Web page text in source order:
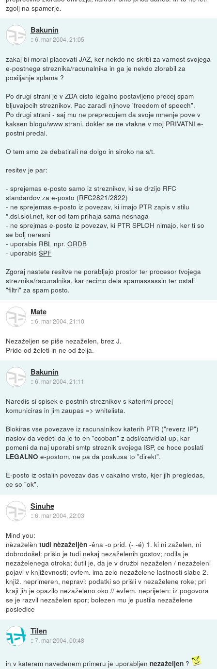
zgolj na spamerje.
Bakunin
::6. mar 2004, 21:05
zakaj bi moral placevati JAZ, ker nekdo ne skrbi za varnost svojega
e-postnega streznika/racunalnika in ga je nekdo zlorabil za
posiljanje splama ?
Po drugi strani je v ZDA cisto legalno postavljeno precej spam
bljuvajocih streznikov. Pac zaradi njihove 'freedom of speech".
Po drugi strani - saj mu ne preprecujem da svoje mnenje pove v
kaksen blogu/www strani, dokler se ne vtakne v moj PRIVATNI e-
postni predal.
O tem smo ze debatirali na dolgo in siroko na s/t.
resitev je par:
- sprejemas e-posto samo iz streznikov, ki se drzijo RFC
standardov za e-posto (RFC2821/2822)
- ne sprejemas e-posto iz povezav, ki imajo PTR zapis v stilu
*.dsl.siol.net, ker od tam prihaja sama nesnaga
- ne sprejmas e-posto iz povezav, ki PTR SPLOH nimajo, ker ti so
se bolj neresni
- uporabis RBL npr.ORDB
- uporabisSPF
Zgoraj nastete resitve ne porabljajo prostor ter procesor tvojega
streznika/racunalnika, kar recimo dela spamassassin ter ostali
"filtri" za spam posto.
Mate
::6. mar 2004, 21:10
Nezaželjen se piše nezaželen, brez J.
Pride od želeti in ne od želja.
Bakunin
::6. mar 2004, 21:11
Naredis si spisek e-postnih streznikov s katerimi precej
komuniciras in jim zaupas => whitelista.
Blokiras vse povezave iz racunalnikov katerih PTR ("reverz IP")
naslov da vedeti da je to en "ccoban" z adsl/catv/dial-up, kar
pomeni da naj uporabi smtp streznik svojega ISP, ce hoce poslati
LEGALNO e-postom, ne pa da poskusa to "direkt".
E-posto iz ostalih povezav das v cakalno vrsto, kjer jih pregledas,
ce so "ok".
Sinuhe
::6. mar 2004, 22:03
Mind you:
nèzaželèntudi nèzaželjèn -êna -o prid. (- -é) 1. ki ni zaželen, ni
dobrodošel: prišlo je tudi nekaj nezaželenih gostov; rodila je
nezaželenega otroka; čutil je, da je v družbi nezaželen / nezaželeni
pojavi v književnosti; evfem. ima zelo nezaželene lastnosti slabe 2.
knjiž. neprimeren, nepravi: podatki so prišli v nezaželene roke; pri
kraji jih je opazilo nezaželeno oko // evfem. neprijeten: iz pogovora
se je razvil nezaželen spor; bolezen mu je pustila nezaželene
posledice
Tilen
::7. mar 2004, 00:48
in v katerem navedenem primeru je uporabljennezaželjen ?